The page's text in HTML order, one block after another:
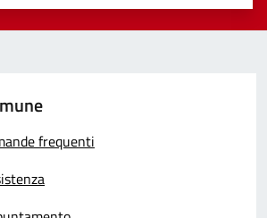
frequenti